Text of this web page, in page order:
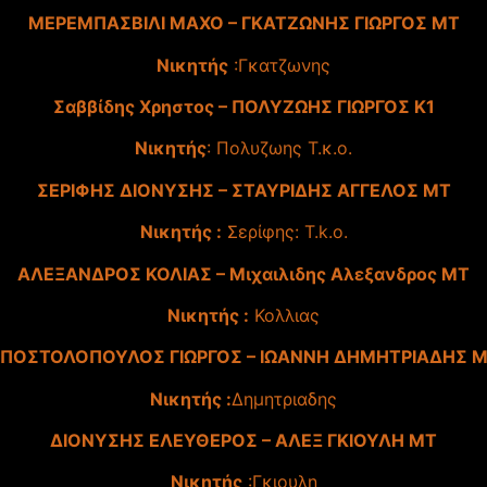
ΜΕΡΕΜΠΑΣΒΙΛΙ ΜΑΧΟ – ΓΚΑΤΖΩΝΗΣ ΓΙΩΡΓΟΣ ΜΤ
Νικητής :Γκατζωνης
Σαββίδης Χρηστος – ΠΟΛΥΖΩΗΣ ΓΙΩΡΓΟΣ Κ1
Νικητής: Πολυζωης Τ.κ.ο.
ΣΕΡΙΦΗΣ ΔΙΟΝΥΣΗΣ – ΣΤΑΥΡΙΔΗΣ ΑΓΓΕΛΟΣ ΜΤ
Νικητής : Σερίφης: T.k.o.
ΑΛΕΞΑΝΔΡΟΣ ΚΟΛΙΑΣ – Μιχαιλιδης Αλεξανδρος ΜΤ
Νικητής : Κολλιας
ΓΙΩΡΓΟΣ – ΙΩΑΝΝΗ ΔΗΜΗΤΡΙΑΔΗΣ
Νικητής :Δημητριαδης
ΔΙΟΝΥΣΗΣ ΕΛΕΥΘΕΡΟΣ – ΑΛΕΞ ΓΚΙΟΥΛΗ ΜΤ
Νικητής:Γκιουλη